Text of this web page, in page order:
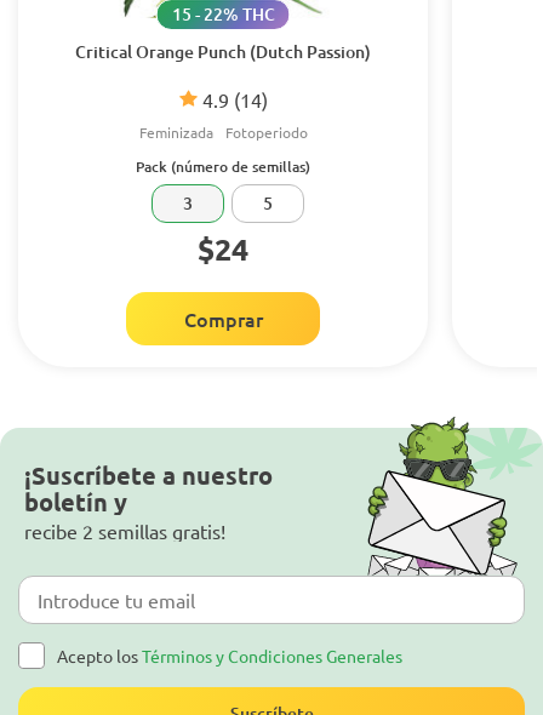
Critical Orange Punch (Dutch Passion)
4.9 (14)
15 - 22% THC
Feminizada Fotoperiodo
Pack (número de semillas)
3 5
$24
Comprar
¡Suscríbete a nuestro
boletín y
recibe 2 semillas gratis!
Acepto losTérminos y Condiciones Generales